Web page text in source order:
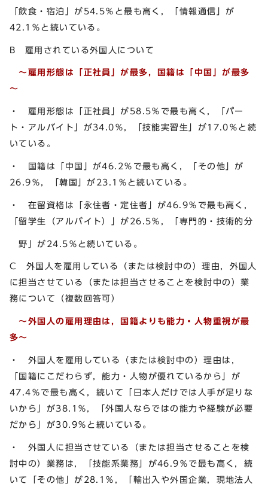
「飲食・宿泊」が54.5％と最も高く，「情報通信」が
42.1％と続いている。
B 雇用されている外国人について
～雇用形態は「正社員」が最多，国籍は「中国」が最多
～
・ 雇用形態は「正社員」が58.5％で最も高く，「パー
ト・アルバイト」が34.0％，「技能実習生」が17.0％と続
いている。
・ 国籍は「中国」が46.2％で最も高く，「その他」が
26.9％，「韓国」が23.1％と続いている。
・ 在留資格は「永住者・定住者」が46.9％で最も高く，
「留学生（アルバイト）」が26.5％，「専門的・技術的分
野」が24.5％と続いている。
C 外国人を雇用している（または検討中の）理由，外国人
に担当させている（または担当させることを検討中の）業
務について（複数回答可）
～外国人の雇用理由は，国籍よりも能力・人物重視が最
多～
・ 外国人を雇用している（または検討中の）理由は，
「国籍にこだわらず，能力・人物が優れているから」が
47.4％で最も高く，続いて「日本人だけでは人手が足りな
いから」が38.1％，「外国人ならではの能力や経験が必要
だから」が30.9％と続いている。
・ 外国人に担当させている（または担当させることを検
討中の）業務は，「技能系業務」が46.9％で最も高く，続
いて「その他」が28.1％，「輸出入や外国企業，現地法人